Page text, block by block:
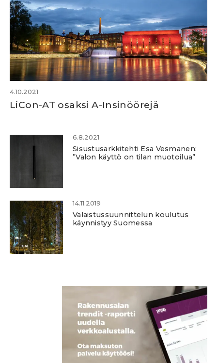
4.10.2021
LiCon-AT osaksi A-Insinöörejä
6.8.2021
Sisustusarkkitehti Esa Vesmanen:
”Valon käyttö on tilan muotoilua”
14.11.2019
Valaistussuunnittelun koulutus
käynnistyy Suomessa